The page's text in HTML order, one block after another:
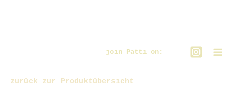
join Patti on:
zurück zur Produktübersicht